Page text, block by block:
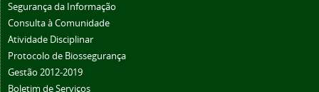
Segurança da Informação
Consulta à Comunidade
Atividade Disciplinar
Protocolo de Biossegurança
Gestão 2012-2019
Boletim de Serviços